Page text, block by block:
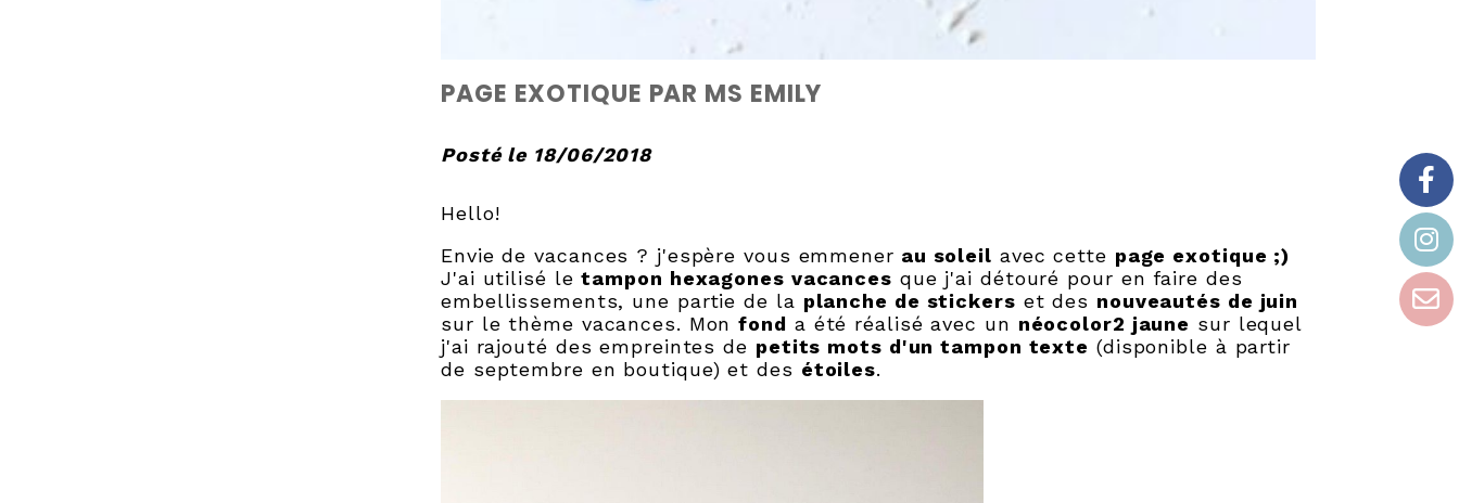
PAGE EXOTIQUE PAR MS EMILY
Posté le 18/06/2018
Hello!
Envie de vacances ? j'espère vous emmener au soleil avec cette page exotique ;)
J'ai utilisé letampon hexagones vacances que j'ai détouré pour en faire des
embellissements, une partie de la planche de stickers et des nouveautés de juin
sur le thème vacances. Monfond a été réalisé avec un néocolor2 jaune sur lequel
j'ai rajouté des empreintes de petits mots d'un tampon texte (disponible à partir
de septembre en boutique) et des étoiles.